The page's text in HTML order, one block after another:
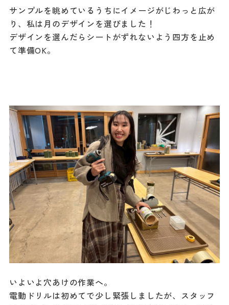
サンプルを眺めているうちにイメージがじわっと広が
り、私は月のデザインを選びました！
デザインを選んだらシートがずれないよう四方を止め
て準備OK。
いよいよ穴あけの作業へ。
電動ドリルは初めてで少し緊張しましたが、スタッフ